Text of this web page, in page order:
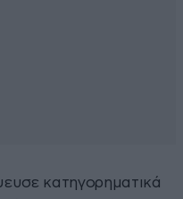
κατηγορηματικά